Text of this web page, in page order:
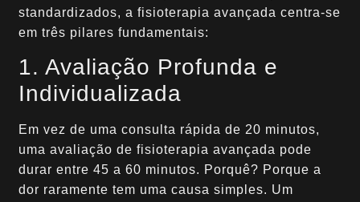
standardizados, a fisioterapia avançada centra-se
em três pilares fundamentais:
1. Avaliação Profunda e
Individualizada
Em vez de uma consulta rápida de 20 minutos,
uma avaliação de fisioterapia avançada pode
durar entre 45 a 60 minutos. Porquê? Porque a
dor raramente tem uma causa simples. Um